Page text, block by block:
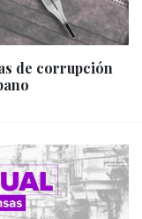
de corrupción